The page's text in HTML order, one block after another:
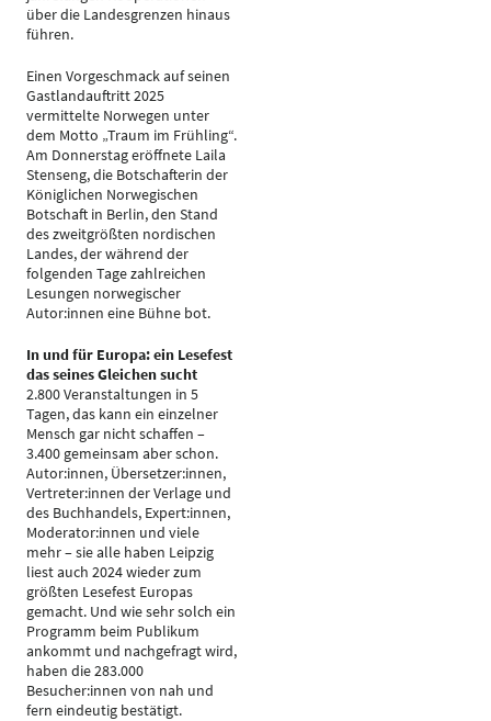
über die Landesgrenzen hinaus
führen.
Einen Vorgeschmack auf seinen
Gastlandauftritt 2025
vermittelte Norwegen unter
dem Motto „Traum im Frühling“.
Am Donnerstag eröffnete Laila
Stenseng, die Botschafterin der
Königlichen Norwegischen
Botschaft in Berlin, den Stand
des zweitgrößten nordischen
Landes, der während der
folgenden Tage zahlreichen
Lesungen norwegischer
Autor:innen eine Bühne bot.
In und für Europa: ein Lesefest
das seines Gleichen sucht
2.800 Veranstaltungen in 5
Tagen, das kann ein einzelner
Mensch gar nicht schaffen –
3.400 gemeinsam aber schon.
Autor:innen, Übersetzer:innen,
Vertreter:innen der Verlage und
des Buchhandels, Expert:innen,
Moderator:innen und viele
mehr – sie alle haben Leipzig
liest auch 2024 wieder zum
größten Lesefest Europas
gemacht. Und wie sehr solch ein
Programm beim Publikum
ankommt und nachgefragt wird,
haben die 283.000
Besucher:innen von nah und
fern eindeutig bestätigt.